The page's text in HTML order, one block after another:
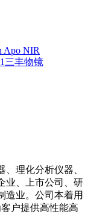
理化分析仪器、
业、上市公司、研
造业。公司本着用
户提供高性能高